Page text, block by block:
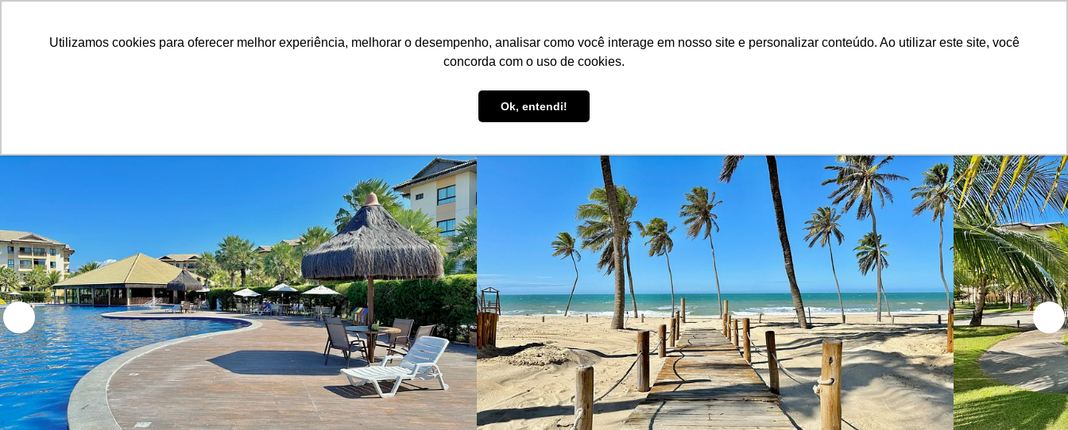
Utilizamos cookies para oferecer melhor experiência, melhorar o desempenho, analisar como você interage em nosso site e personalizar conteúdo. Ao utilizar este site, você
concorda com o uso de cookies.
Ok, entendi!
Annoncez votre bien ! Be Guide